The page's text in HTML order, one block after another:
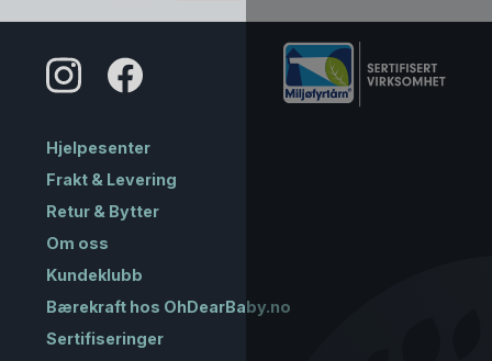
Hjelpesenter
Frakt & Levering
Retur & Bytter
Om oss
Kundeklubb
Bærekraft hos OhDearBaby.no
Sertifiseringer